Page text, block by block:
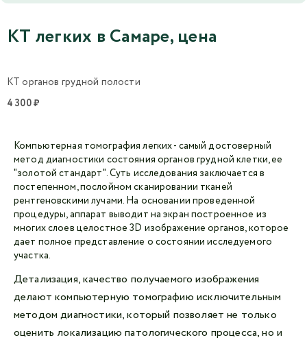
КТ легких в Самаре, цена
КТ органов грудной полости
4 300 ₽
Компьютерная томография легких - самый достоверный
метод диагностики состояния органов грудной клетки, ее
"золотой стандарт". Суть исследования заключается в
постепенном, послойном сканировании тканей
рентгеновскими лучами. На основании проведенной
процедуры, аппарат выводит на экран построенное из
многих слоев целостное 3D изображение органов, которое
дает полное представление о состоянии исследуемого
участка.
Детализация, качество получаемого изображения
делают компьютерную томографию исключительным
методом диагностики, который позволяет не только
оценить локализацию патологического процесса, но и